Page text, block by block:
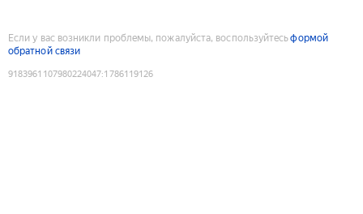
Если у вас возникли проблемы, пожалуйста, воспользуйтесьформой
обратной связи
9183961107980224047:1786119126